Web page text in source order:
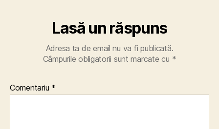
Lasă un răspuns
Adresa ta de email nu va fi publicată.
Câmpurile obligatorii sunt marcate cu *
Comentariu *